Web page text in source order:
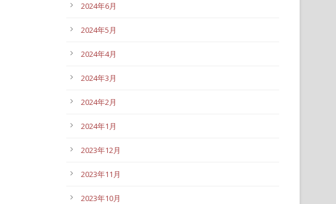
2024年6月
2024年5月
2024年4月
2024年3月
2024年2月
2024年1月
2023年12月
2023年11月
2023年10月